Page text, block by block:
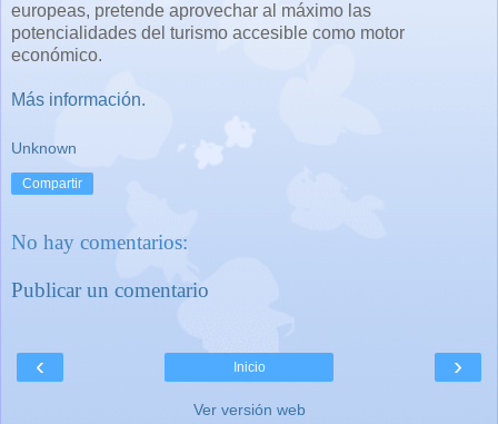
europeas, pretende aprovechar al máximo las
potencialidades del turismo accesible como motor
económico.
Más información.
Unknown
Compartir
No hay comentarios:
Publicar un comentario
‹ ›
Inicio
Ver versión web